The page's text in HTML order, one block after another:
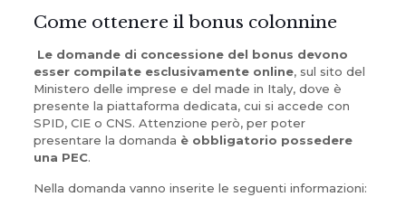
Come ottenere il bonus colonnine
Le domande di concessione del bonus devono
esser compilate esclusivamente online, sul sito del
Ministero delle imprese e del made in Italy, dove è
presente la piattaforma dedicata, cui si accede con
SPID, CIE o CNS. Attenzione però, per poter
presentare la domanda è obbligatorio possedere
una PEC.
Nella domanda vanno inserite le seguenti informazioni: